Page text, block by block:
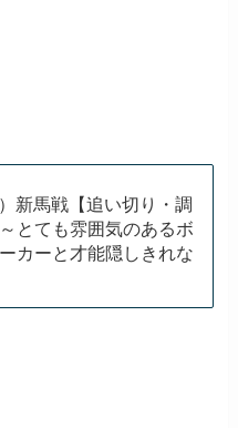
新馬戦【追い切り・調
とても雰囲気のあるボ
カーと才能隠しきれな